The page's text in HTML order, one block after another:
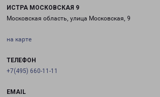
ИСТРА МОСКОВСКАЯ 9
Московская область, улица Московская, 9
на карте
ТЕЛЕФОН
+7(495) 660-11-11
EMAIL